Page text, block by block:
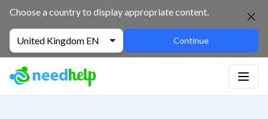
Choose a country to display appropriate content.
United Kingdom EN Continue